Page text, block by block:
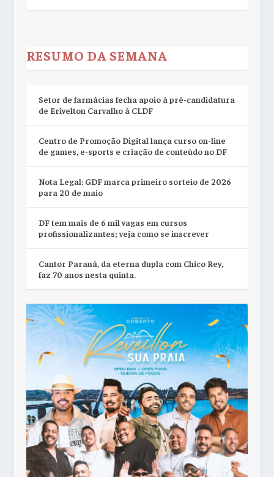
RESUMO DA SEMANA
Setor de farmácias fecha apoio à pré-candidatura
de Erivelton Carvalho à CLDF
Centro de Promoção Digital lança curso on-line
de games, e-sports e criação de conteúdo no DF
Nota Legal: GDF marca primeiro sorteio de 2026
para 20 de maio
DF tem mais de 6 mil vagas em cursos
profissionalizantes; veja como se inscrever
Cantor Paraná, da eterna dupla com Chico Rey,
faz 70 anos nesta quinta.